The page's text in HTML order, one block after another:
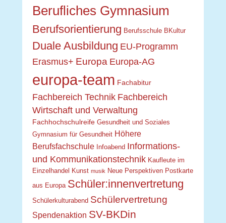
Berufliches Gymnasium
Berufsorientierung Berufsschule BKultur
Duale Ausbildung EU-Programm
Erasmus+ Europa Europa-AG
europa-team Fachabitur
Fachbereich Technik Fachbereich
Wirtschaft und Verwaltung
Fachhochschulreife Gesundheit und Soziales
Gymnasium für Gesundheit Höhere
Berufsfachschule Infoabend Informations-
und Kommunikationstechnik Kaufleute im
Einzelhandel
Kunst musik Neue Perspektiven Postkarte
aus Europa Schüler:innenvertretung
Schülerkulturabend Schülervertretung
Spendenaktion SV-BKDin